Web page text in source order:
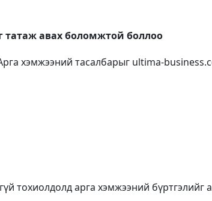
татаж авах боломжтой боллоо
хэмжээний тасалбарыг ultima-
тохиолдолд арга хэмжээний бүртгэлийг